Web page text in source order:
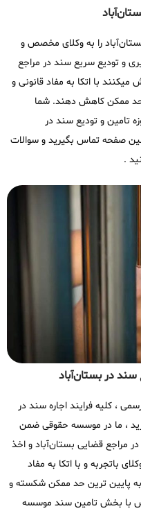
را به وکلای مخصص و
و تودیع سریع سند در مراجع
میکنند با اتکا به مفاد قانونی و
حد ممکن کاهش دهند. شما
تامین و تودیع سند در
صفحه تماس بگیرید و سوالات
.
در بستان‌آباد
، کلیه فرایند اجاره سند در
، ما در موسسه حقوقی ضمن
مراجع قضایی بستان‌آباد و اخذ
باتجربه و با اتکا به مفاد
به پایین ترین حد ممکن شکسته و
با بخش تامین سند موسسه